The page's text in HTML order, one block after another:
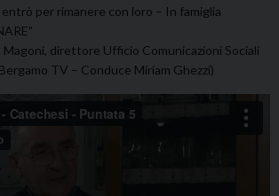
entrò per rimanere con loro – In famiglia
direttore Ufficio Comunicazioni Sociali
TV – Conduce Miriam Ghezzi)